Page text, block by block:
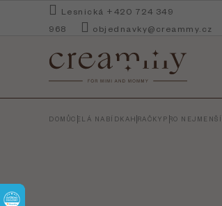
Lesnická +420 724 349
968
objednavky@creammy.cz
DOMŮCELÁ NABÍDKAHRAČKY PRO NEJMENŠÍ